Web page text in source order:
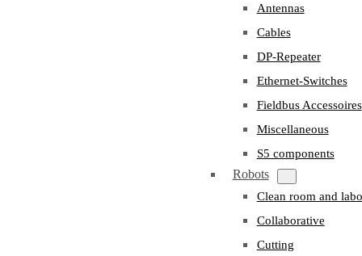
Antennas
Cables
DP-Repeater
Ethernet-Switches
Fieldbus Accessoires
Miscellaneous
S5 components
Robots
Clean room and
Collaborative
Cutting